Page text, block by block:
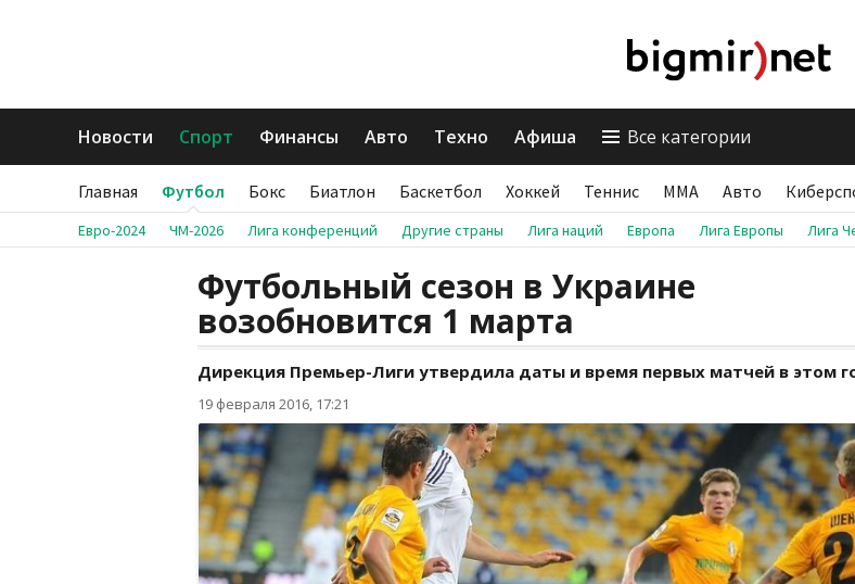
Новости Спорт Финансы Авто Техно Афиша Все категории
Главная Футбол Бокс Биатлон Баскетбол Хоккей Теннис ММА Авто
Евро-2024 ЧМ-2026 Лига конференций Другие страны Лига наций Европа Лига Европы Лига
Футбольный сезон в Украине
возобновится 1 марта
Дирекция Премьер-Лиги утвердила даты и время первых матчей в этом
19 февраля 2016, 17:21